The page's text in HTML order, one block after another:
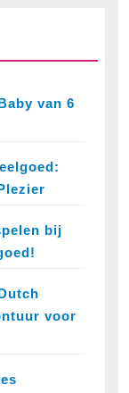
van 6
bij
voor